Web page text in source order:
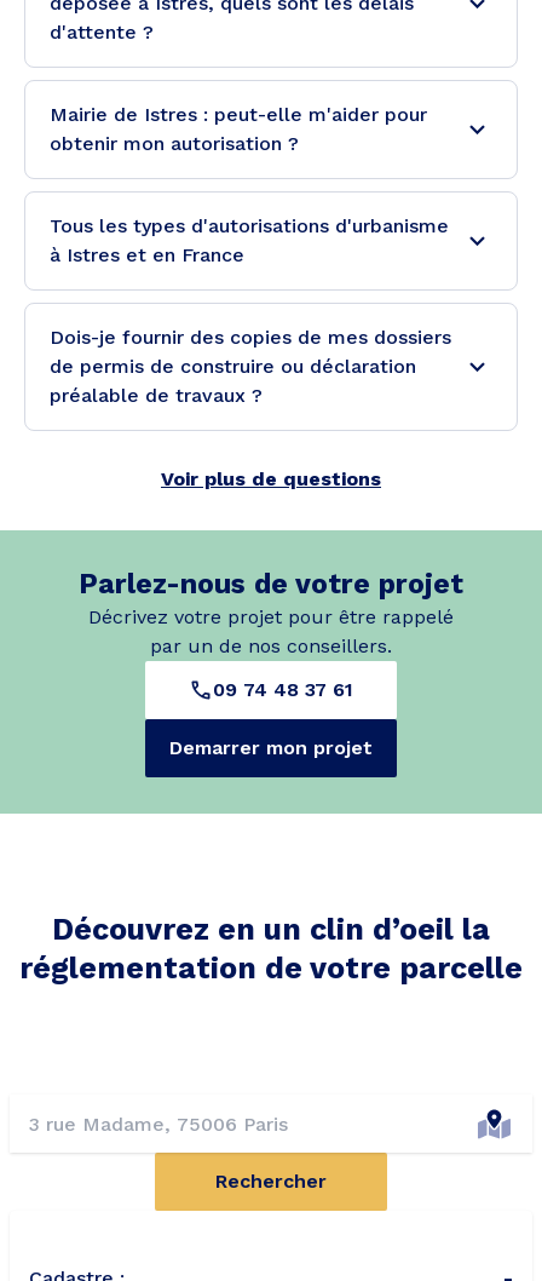
d'attente ?
Mairie de Istres : peut-elle m'aider pour
obtenir mon autorisation ?
Tous les types d'autorisations d'urbanisme
à Istres et en France
Dois-je fournir des copies de mes dossiers
de permis de construire ou déclaration
préalable de travaux ?
Voir plus de questions
Parlez-nous de votre projet
Décrivez votre projet pour être rappelé
par un de nos conseillers.
09 74 48 37 61
Demarrer mon projet
Découvrez en un clin d’oeil la
réglementation de votre parcelle
Rechercher